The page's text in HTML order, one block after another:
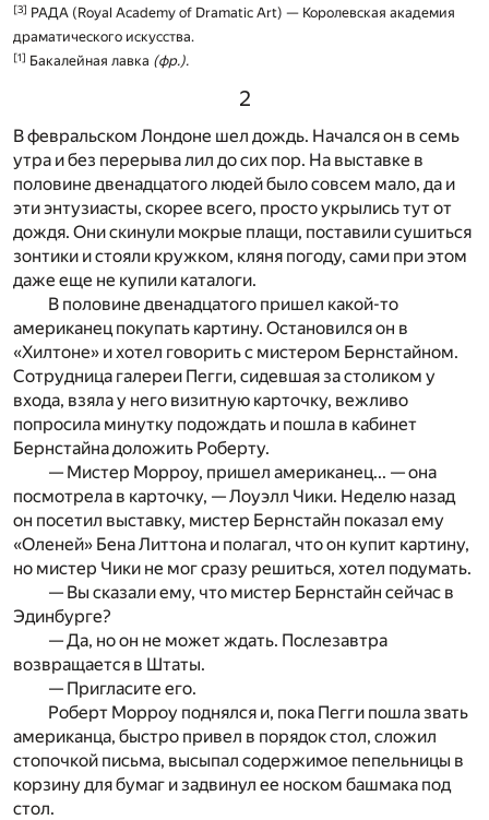
[3] РАДА (Royal Academy of Dramatic Art) — Королевская академия
драматического искусства.
[1] Бакалейная лавка (фр.).
2
В февральском Лондоне шел дождь. Начался он в семь
утра и без перерыва лил до сих пор. На выставке в
половине двенадцатого людей было совсем мало, да и
эти энтузиасты, скорее всего, просто укрылись тут от
дождя. Они скинули мокрые плащи, поставили сушиться
зонтики и стояли кружком, кляня погоду, сами при этом
даже еще не купили каталоги.
В половине двенадцатого пришел какой-то
американец покупать картину. Остановился он в
«Хилтоне» и хотел говорить с мистером Бернстайном.
Сотрудница галереи Пегги, сидевшая за столиком у
входа, взяла у него визитную карточку, вежливо
попросила минутку подождать и пошла в кабинет
Бернстайна доложить Роберту.
— Мистер Морроу, пришел американец... — она
посмотрела в карточку, — Лоуэлл Чики. Неделю назад
он посетил выставку, мистер Бернстайн показал ему
«Оленей» Бена Литтона и полагал, что он купит картину,
но мистер Чики не мог сразу решиться, хотел подумать.
— Вы сказали ему, что мистер Бернстайн сейчас в
Эдинбурге?
— Да, но он не может ждать. Послезавтра
возвращается в Штаты.
— Пригласите его.
Роберт Морроу поднялся и, пока Пегги пошла звать
американца, быстро привел в порядок стол, сложил
стопочкой письма, высыпал содержимое пепельницы в
корзину для бумаг и задвинул ее носком башмака под
стол.